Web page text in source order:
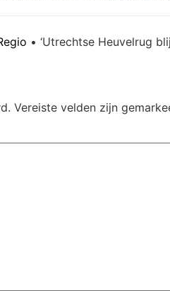
• ‘Utrechtse Heuvelrug
Vereiste velden zijn